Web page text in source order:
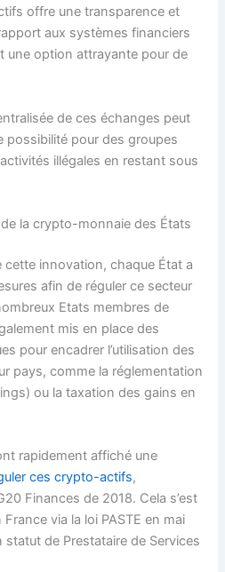
offre une transparence et
aux systèmes financiers
une option attrayante pour de
de ces échanges peut
possibilité pour des groupes
illégales en restant sous
la crypto-monnaie des États
cette innovation, chaque État a
afin de réguler ce secteur
Etats membres de
mis en place des
pour encadrer l’utilisation des
pays, comme la réglementation
ou la taxation des gains en
rapidement affiché une
ces crypto-actifs,
Finances de 2018. Cela s’est
via la loi PASTE en mai
statut de Prestataire de Services